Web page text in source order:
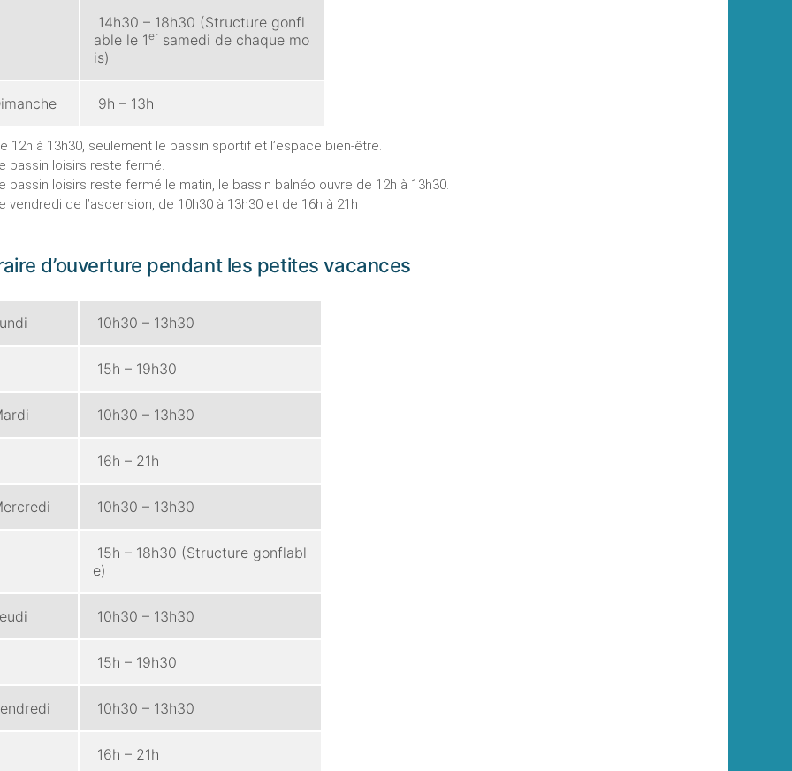
14h30 – 18h30 (Structure gonfl
able le 1er samedi de chaque mo
is)
9h – 13h
12h à 13h30, seulement le bassin sportif et l’espace bien-être.
bassin loisirs reste fermé.
bassin loisirs reste fermé le matin, le bassin balnéo ouvre de 12h à 13h30.
vendredi de l’ascension, de 10h30 à 13h30 et de 16h à 21h
d’ouverture pendant les petites vacances
10h30 – 13h30
15h – 19h30
10h30 – 13h30
16h – 21h
10h30 – 13h30
15h – 18h30 (Structure gonflabl
e)
10h30 – 13h30
15h – 19h30
10h30 – 13h30
16h – 21h